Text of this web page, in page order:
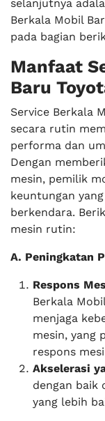
selanjutnya
Berkala Mobil
pada bagian
Manfaat
Baru
Service Berkala
secara rutin
performa dan
Dengan
mesin, pemilik
keuntungan
berkendara.
mesin rutin:
A. Peningkatan
Respons
Berkala
menjaga
mesin, yang
respons
Akselerasi
dengan baik
yang lebih